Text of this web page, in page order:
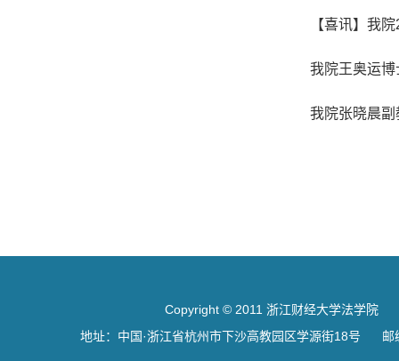
【喜讯】我
我院王奥运
Copyright © 2011 浙江财经大学法学院
地址：中国·浙江省杭州市下沙高教园区学源街18号 邮